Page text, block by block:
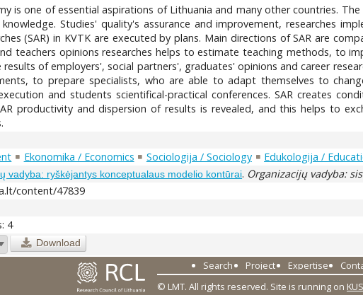
is one of essential aspirations of Lithuania and many other countries.
Studies' quality's assurance and improvement, researches
(SAR) in KVTK are executed by plans. Main directions of SAR are
teachers opinions researches helps to estimate teaching methods, to
of employers', social partners', graduates' opinions and career
to prepare specialists, who are able to adapt themselves to
and students scientifical-practical conferences. SAR creates
productivity and dispersion of results is revealed, and this helps to
Ekonomika / Economics Sociologija / Sociology
Edukologija /
vadyba: ryškėjantys konceptualaus modelio kontūrai. Organizacijų vadyba:
content/47839
4
Download
Search Project Expertise
© LMT. All rights reserved. Site is running on